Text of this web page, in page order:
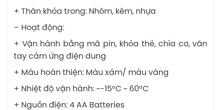
+ Thân khóa trong: Nhôm, kẽm, nhựa
– Hoạt động:
+ Vận hành bằng mã pin, khóa thẻ, chìa cơ, vân
tay cảm ứng điện dung
+ Màu hoàn thiện: Màu xám/ màu vàng
+ Nhiệt độ vận hành: ~-15°C ~ 60°C
+ Nguồn điện: 4 AA Batteries